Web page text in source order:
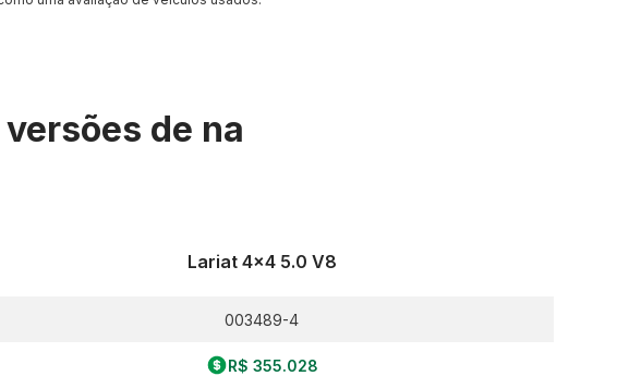
de na
Lariat 4x4 5.0 V8
003489-4
R$ 355.028